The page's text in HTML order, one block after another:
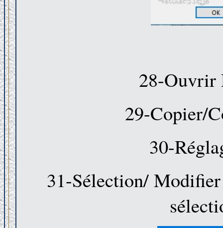
28-Ouvrir
29-Copier/
30-
31-Sélection/